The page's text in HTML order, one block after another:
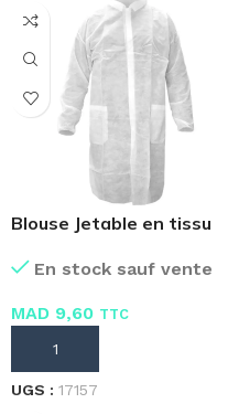
Blouse Jetable en tissu
En stock sauf vente
MAD 9,60 TTC
AJOUTER AU PANIER
UGS : 17157